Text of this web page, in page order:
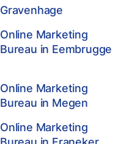
Gravenhage
Online Marketing
Bureau in Eembrugge
Online Marketing
Bureau in Megen
Online Marketing